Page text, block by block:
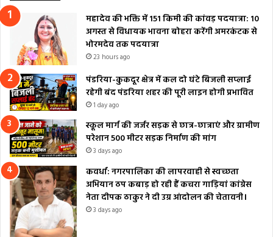
महादेव की भक्ति में 151 किमी की कांवड़ पदयात्रा: 10
अगस्त से विधायक भावना बोहरा करेंगी अमरकंटक से
भोरमदेव तक पदयात्रा
23 hours ago
पंडरिया-कुकदूर क्षेत्र में कल दो घंटे बिजली सप्लाई
रहेगी बंद पंडरिया शहर की पूरी लाइन होगी प्रभावित
1 day ago
स्कूल मार्ग की जर्जर सड़क से छात्र-छात्राएं और ग्रामीण
परेशान 500 मीटर सड़क निर्माण की मांग
3 days ago
कवर्धा: नगरपालिका की लापरवाही से स्वच्छता
अभियान ठप कबाड़ हो रही हैं कचरा गाड़ियां कांग्रेस
नेता दीपक ठाकुर ने दी उग्र आंदोलन की चेतावनी।
3 days ago